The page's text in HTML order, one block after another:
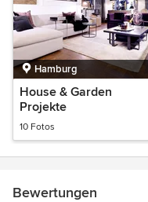
Hamburg
House & Garden
Projekte
10 Fotos
Bewertungen